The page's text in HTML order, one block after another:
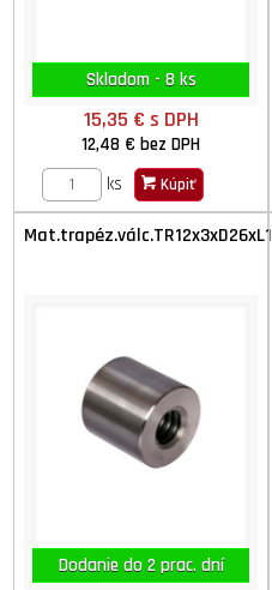
Skladom - 8 ks
15,35 € s DPH
12,48 €bez DPH
ks
Kúpiť
Dodanie do 2 prac. dní